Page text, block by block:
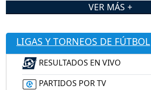
VER MÁS +
LIGAS Y TORNEOS DE FÚTBOL
RESULTADOS EN VIVO
PARTIDOS POR TV